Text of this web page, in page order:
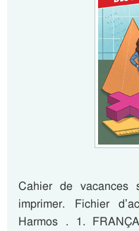
Cahier de
imprimer. Fichier
Harmos . 1.